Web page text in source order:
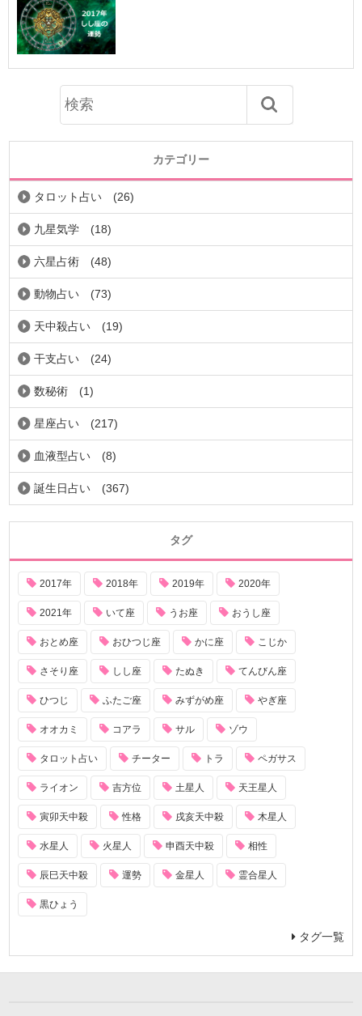
カテゴリー
タロット占い (26)
九星気学 (18)
六星占術 (48)
動物占い (73)
天中殺占い (19)
干支占い (24)
数秘術 (1)
星座占い (217)
血液型占い (8)
誕生日占い (367)
タグ
2017年 2018年 2019年 2020年
2021年 いて座 うお座 おうし座
おとめ座 おひつじ座 かに座 こじか
さそり座 しし座 たぬき てんびん座
ひつじ ふたご座 みずがめ座 やぎ座
オオカミ コアラ サル ゾウ
タロット占い チーター トラ ペガサス
ライオン 吉方位 土星人 天王星人
寅卯天中殺 性格 戌亥天中殺 木星人
水星人 火星人 申酉天中殺 相性
辰巳天中殺 運勢 金星人 霊合星人
黒ひょう
タグ一覧